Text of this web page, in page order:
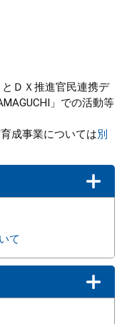
ＤＸ推進官民連携デ
」での活動等
成事業については別
て